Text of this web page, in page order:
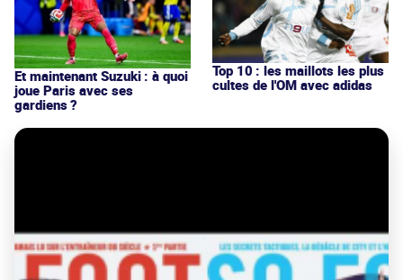
Et maintenant Suzuki : à quoi
joue Paris avec ses
gardiens ?
Top 10 : les maillots les plus
cultes de l'OM avec adidas